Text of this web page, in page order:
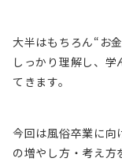
大半はもちろん“お
しっかり理解し、
てきます。
今回は風俗卒業に向
の増やし方・考え方